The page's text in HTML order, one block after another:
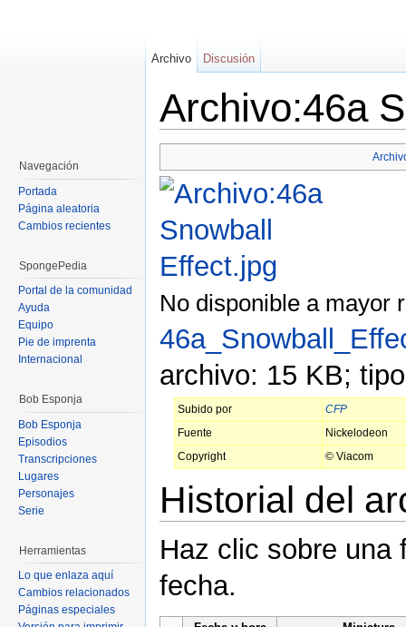
Archivo:46a
No disponible a mayor
archivo: 15 KB;
Subido por
CFP
Fuente
Nickelodeon
Copyright
© Viacom
Historial del
Haz clic sobre una
fecha.
Archivo Discusión
Navegación
Portada
Página aleatoria
Cambios recientes
SpongePedia
Portal de la comunidad
Ayuda
Equipo
Pie de imprenta
Internacional
Bob Esponja
Bob Esponja
Episodios
Transcripciones
Lugares
Personajes
Serie
Herramientas
Lo que enlaza aquí
Cambios relacionados
Páginas especiales